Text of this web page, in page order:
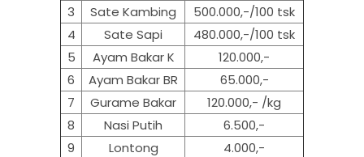
3
Sate Kambing
500.000,-/100 tsk
4
Sate Sapi
480.000,-/100 tsk
5
Ayam Bakar K
120.000,-
6
Ayam Bakar BR
65.000,-
7
Gurame Bakar
120.000,- /kg
8
Nasi Putih
6.500,-
9
Lontong 4.000,-